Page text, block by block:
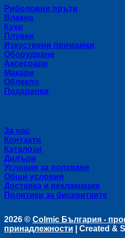
Риболовни пръти
Влакна
Куки
Плувки
Изкуствени примамки
Оборудване
Аксесоари
Макари
Облекло
Подхранки
За нас
Контакти
Каталози
Дилъри
Условия за ползване
Общи условия
Доставка и рекламация
Политики за бисквитките
2026 © Colmic България -
принадлежности | Created &